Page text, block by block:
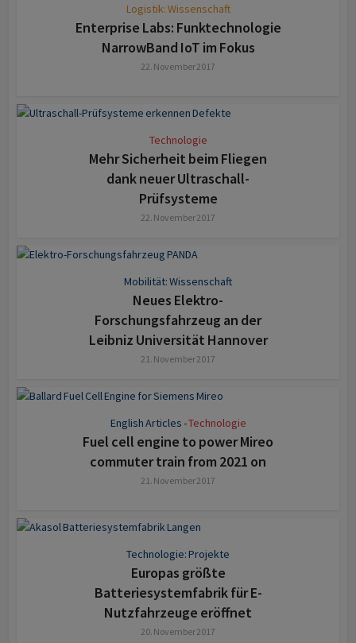
Logistik: Wissenschaft
Enterprise Labs: Funktechnologie
NarrowBand IoT im Fokus
22. November 2017
Technologie
Mehr Sicherheit beim Fliegen
dank neuer Ultraschall-
Prüfsysteme
22. November 2017
Mobilität: Wissenschaft
Neues Elektro-
Forschungsfahrzeug an der
Leibniz Universität Hannover
21. November 2017
English Articles •Technologie
Fuel cell engine to power Mireo
commuter train from 2021 on
21. November 2017
Technologie: Projekte
Europas größte
Batteriesystemfabrik für E-
Nutzfahrzeuge eröffnet
20. November 2017